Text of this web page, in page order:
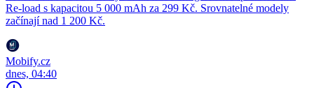
Re-load s kapacitou 5 000 mAh za 299 Kč. Srovnatelné modely
začínají nad 1 200 Kč.
Mobify.cz
dnes, 04:40